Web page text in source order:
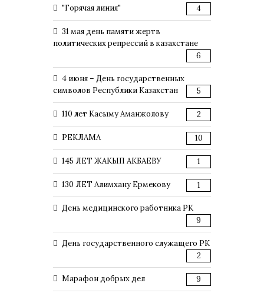
"Горячая линия" 4
31 мая день памяти жертв
политических репрессий в казахстане
6
4 июня – День государственных
символов Республики Казахстан
5
110 лет Касыму Аманжолову 2
РЕКЛАМА 10
145 ЛЕТ ЖАКЫП АКБАЕВУ 1
130 ЛЕТ Алимхану Ермекову 1
День медицинского работника РК
9
День государственного служащего РК
2
Марафон добрых дел 9